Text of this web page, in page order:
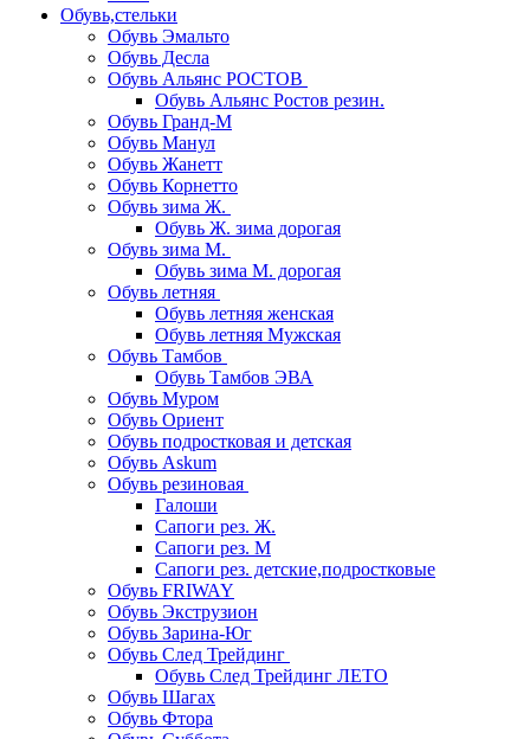
Обувь,стельки
Обувь Эмальто
Обувь Десла
Обувь Альянс РОСТОВ
Обувь Альянс Ростов резин.
Обувь Гранд-М
Обувь Манул
Обувь Жанетт
Обувь Корнетто
Обувь зима Ж.
Обувь Ж. зима дорогая
Обувь зима М.
Обувь зима М. дорогая
Обувь летняя
Обувь летняя женская
Обувь летняя Мужская
Обувь Тамбов
Обувь Тамбов ЭВА
Обувь Муром
Обувь Ориент
Обувь подростковая и детская
Обувь Askum
Обувь резиновая
Галоши
Сапоги рез. Ж.
Сапоги рез. М
Сапоги рез. детские,подростковые
Обувь FRIWAY
Обувь Экструзион
Обувь Зарина-Юг
Обувь След Трейдинг
Обувь След Трейдинг ЛЕТО
Обувь Шагах
Обувь Фтора